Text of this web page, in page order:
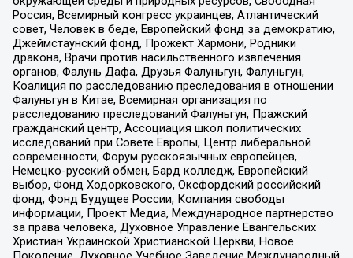
Россия, Всемирный конгресс украинцев, Атлантический
совет, Человек в беде, Европейский фонд за демократию,
Джеймстаунский фонд, Прожект Хармони, Родники
дракона, Врачи против насильственного извлечения
органов, Фалунь Дафа, Друзья Фалуньгун, Фалуньгун,
Коалиция по расследованию преследования в отношении
Фалуньгун в Китае, Всемирная организация по
расследованию преследований Фалуньгун, Пражский
гражданский центр, Ассоциация школ политических
исследований при Совете Европы, Центр либеральной
современности, Форум русскоязычных европейцев,
Немецко-русский обмен, Бард колледж, Европейский
выбор, Фонд Ходорковского, Оксфордский российский
фонд, Фонд Будущее России, Компания свободы
информации, Проект Медиа, Международное партнерство
за права человека, Духовное Управление Евангельских
Христиан Украинской Христианской Церкви, Новое